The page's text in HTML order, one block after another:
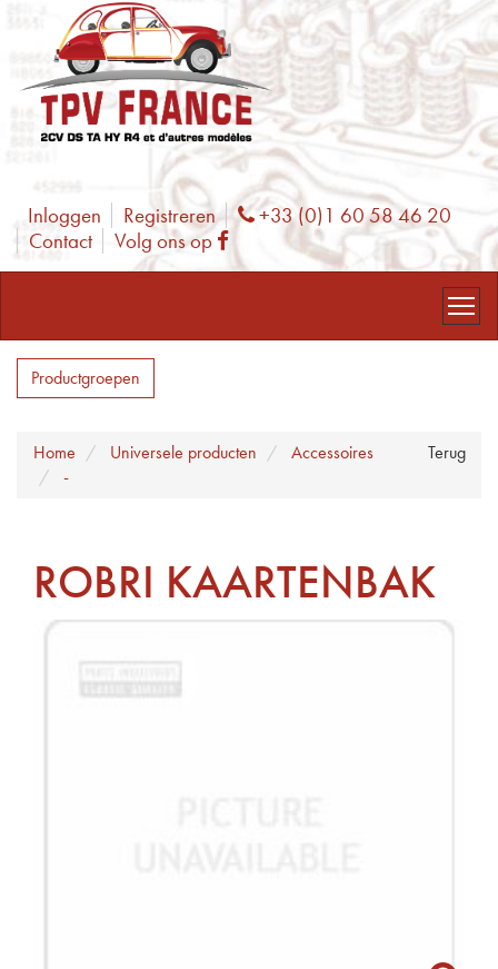
Inloggen Registreren Phone
+33 (0)1 60 58 46 20
Contact
Volg ons op Facebook
Productgroepen
Terug
Home Universele producten
Accessoires
-
ROBRI KAARTENBAK